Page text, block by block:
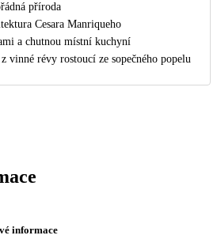
příroda
Cesara Manriqueho
a chutnou místní kuchyní
vinné révy rostoucí ze sopečného popelu
informace